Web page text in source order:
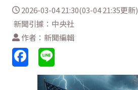
2026-03-04 21:30(03-04 21:35更新)
新聞引據：中央社
作者：新聞編輯